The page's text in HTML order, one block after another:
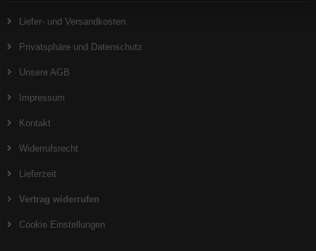
Liefer- und Versandkosten
Privatsphäre und Datenschutz
Unsere AGB
Impressum
Kontakt
Widerrufsrecht
Lieferzeit
Vertrag widerrufen
Cookie Einstellungen